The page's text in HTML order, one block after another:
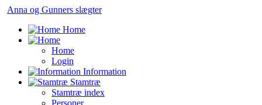
Anna og Gunners slægter
Home
Home
Login
Information
Stamtræ
Stamtræ index
Personer